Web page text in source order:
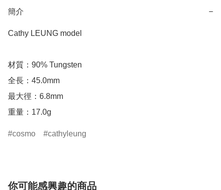
簡介 −
Cathy LEUNG model
材質：90% Tungsten
全長：45.0mm
最大徑：6.8mm
重量：17.0g
cosmo cathyleung
你可能感興趣的商品